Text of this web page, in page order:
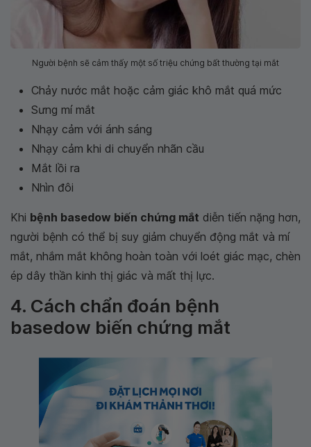
Người bệnh sẽ cảm thấy một số triệu chứng bất thường tại mắt
Chảy nước mắt hoặc cảm giác khô mắt quá mức
Sưng mí mắt
Nhạy cảm với ánh sáng
Nhạy cảm khi di chuyển nhãn cầu
Mắt lồi ra
Nhìn đôi
Khi bệnh basedow biến chứng mắt diễn tiến nặng hơn,
người bệnh có thể bị suy giảm chuyển động mắt và mí
mắt, nhắm mắt không hoàn toàn với loét giác mạc, chèn
ép dây thần kinh thị giác và mất thị lực.
4. Cách chẩn đoán bệnh
basedow biến chứng mắt